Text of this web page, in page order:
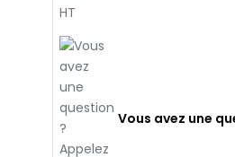
Vous avez une